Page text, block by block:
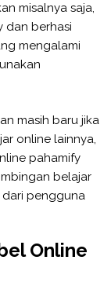
misalnya saja,
dan berhasi
mengalami
masih baru jika
online lainnya,
pahamify
belajar
dari pengguna
Online